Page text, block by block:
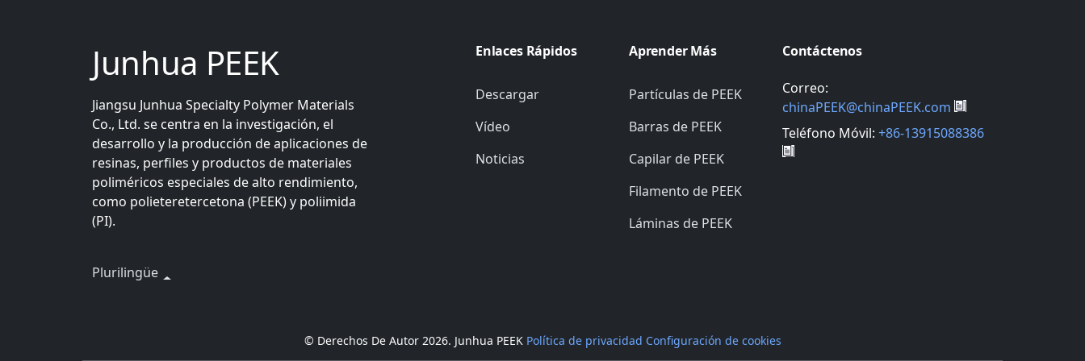
Junhua PEEK
Jiangsu Junhua Specialty Polymer Materials
Co., Ltd. se centra en la investigación, el
desarrollo y la producción de aplicaciones de
resinas, perfiles y productos de materiales
poliméricos especiales de alto rendimiento,
como polieteretercetona (PEEK) y poliimida
(PI).
Plurilingüe
Enlaces Rápidos
Descargar
Vídeo
Noticias
Aprender Más
Partículas de PEEK
Barras de PEEK
Capilar de PEEK
Filamento de PEEK
Láminas de PEEK
Contáctenos
Correo:
chinaPEEK@chinaPEEK.com
Teléfono Móvil: +86-13915088386
© Derechos De Autor 2026. Junhua PEEK Política de privacidad Configuración de cookies